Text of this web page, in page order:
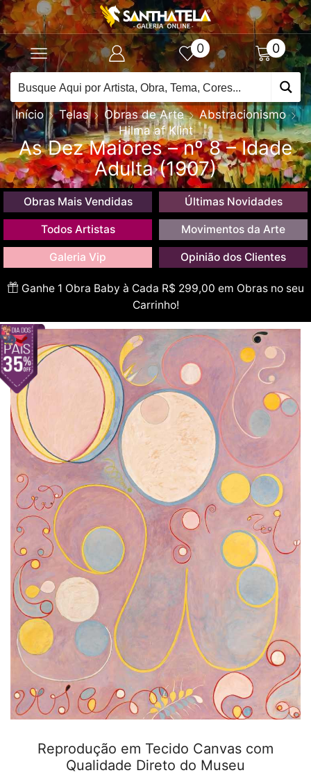
0 0
Início Telas Obras de Arte
Abstracionismo
Hilma af Klint
As Dez Maiores – nº 8 – Idade
Adulta (1907)
Obras Mais Vendidas Últimas Novidades
Todos Artistas Movimentos da Arte
Galeria Vip Opinião dos Clientes
Ganhe 1 Obra Baby à Cada R$ 299,00 em Obras no seu
Carrinho!
Reprodução em Tecido Canvas com
Qualidade Direto do Museu